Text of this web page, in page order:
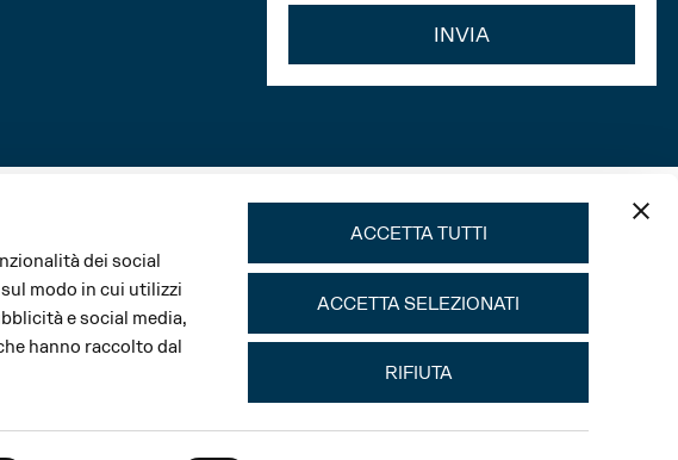
dei social
modo in cui utilizzi
e social media,
hanno raccolto dal
ACCETTA TUTTI
ACCETTA SELEZIONATI
RIFIUTA
INVIA